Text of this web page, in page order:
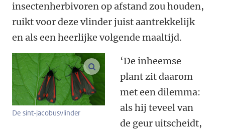
insectenherbivoren op afstand zou houden,
ruikt voor deze vlinder juist aantrekkelijk
en als een heerlijke volgende maaltijd.
De sint-jacobusvlinder
vergroot afbeeldingen
‘De inheemse
plant zit daarom
met een dilemma:
als hij teveel van
de geur uitscheidt,